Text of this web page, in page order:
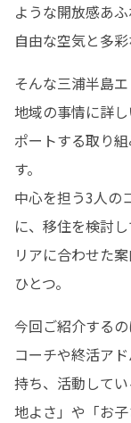
ような開放感あ
自由な空気と多
そんな三浦半島
地域の事情に詳
ポートする取り
す。
中心を担う3人の
に、移住を検討
リアに合わせた
ひとつ。
今回ご紹介する
コーチや終活ア
持ち、活動して
地よさ」や「お